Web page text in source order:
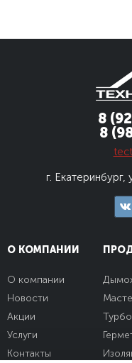
О КОМПАНИИ
О компании
Новости
Акции
Услуги
Контакты
8
8
г.